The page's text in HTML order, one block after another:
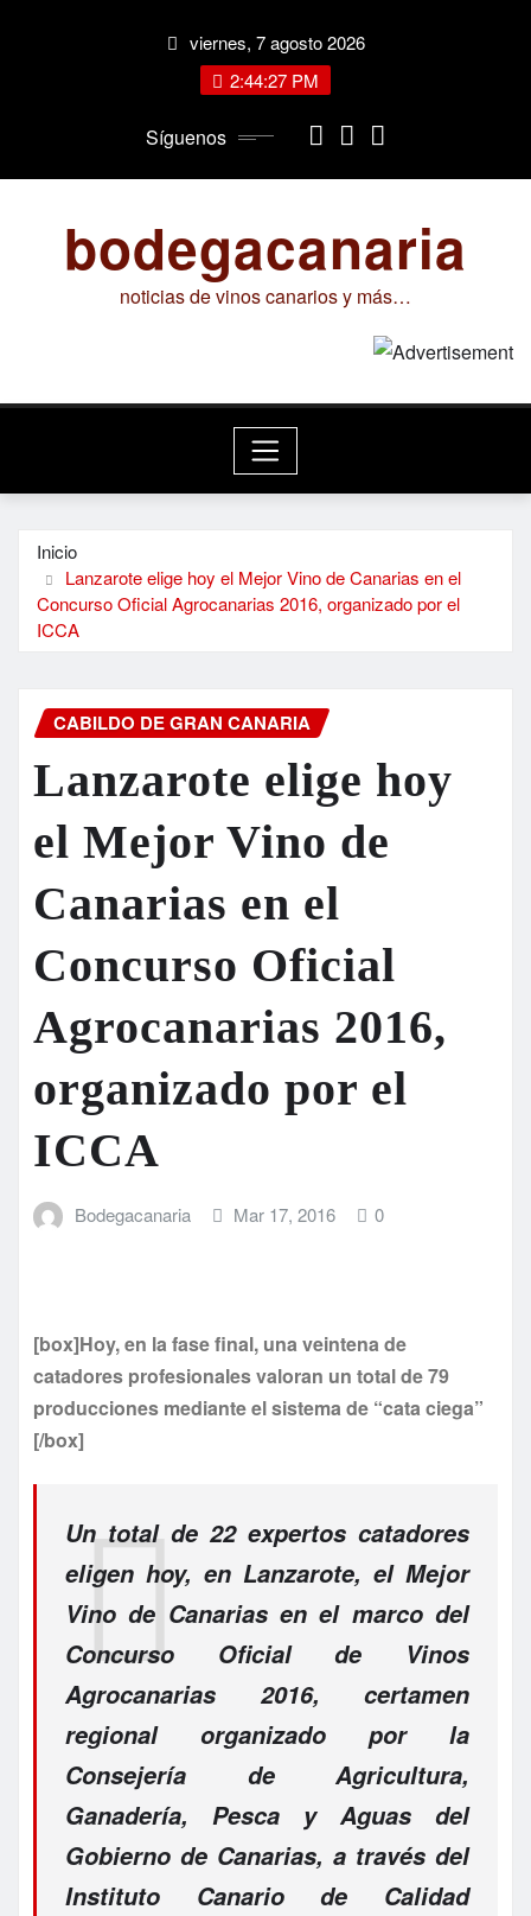
viernes, 7 agosto 2026
2:44:27 PM
Síguenos
bodegacanaria
noticias de vinos canarios y más…
Inicio
Lanzarote elige hoy el Mejor Vino de Canarias en el
Concurso Oficial Agrocanarias 2016, organizado por el
ICCA
CABILDO DE GRAN CANARIA
Lanzarote elige hoy
el Mejor Vino de
Canarias en el
Concurso Oficial
Agrocanarias 2016,
organizado por el
ICCA
Bodegacanaria Mar 17, 2016 0
[box]Hoy, en la fase final, una veintena de
catadores profesionales valoran un total de 79
producciones mediante el sistema de “cata ciega”
[/box]
Un total de 22 expertos catadores
eligen hoy, en Lanzarote, el Mejor
Vino de Canarias en el marco del
Concurso Oficial de Vinos
Agrocanarias 2016, certamen
regional organizado por la
Consejería de Agricultura,
Ganadería, Pesca y Aguas del
Gobierno de Canarias, a través del
Instituto Canario de Calidad